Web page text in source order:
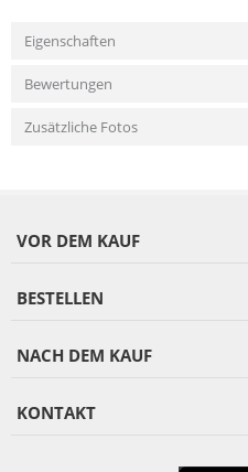
Eigenschaften
Bewertungen
Zusätzliche Fotos
VOR DEM KAUF
BESTELLEN
NACH DEM KAUF
KONTAKT